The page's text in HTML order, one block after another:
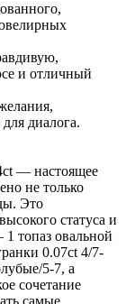
и отличный
диалога.
— настоящее
не только
Это
статуса и
топаз овальной
0.07ct 4/7-
5-7, а
сочетание
самые